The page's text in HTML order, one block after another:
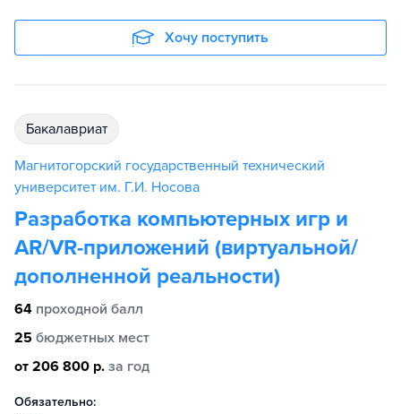
Хочу поступить
бакалавриат
Магнитогорский государственный технический
университет им. Г.И. Носова
Разработка компьютерных игр и
AR/VR-приложений (виртуальной/
дополненной реальности)
64 проходной балл
25 бюджетных мест
от 206 800 р. за год
Обязательно: